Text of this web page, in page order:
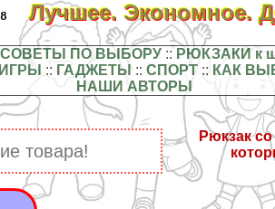
Лучшее. Экономное.
СОВЕТЫ ПО ВЫБОРУ:: РЮКЗАКИ к
:: ГАДЖЕТЫ ::СПОРТ :: КАК
НАШИ АВТОРЫ
Рюкзак